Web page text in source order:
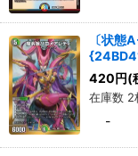
〔状態
420円(
在庫数 2
-